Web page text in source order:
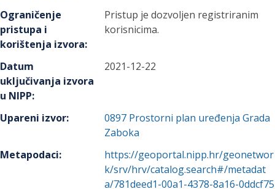
Ograničenje
pristupa i
korištenja izvora:
Pristup je dozvoljen registriranim
korisnicima.
Datum
uključivanja izvora
u NIPP:
2021-12-22
Upareni izvor: 0897 Prostorni plan uređenja Grada
Zaboka
Metapodaci:
https://geoportal.nipp.hr/geonetwor
k/srv/hrv/catalog.search#/metadat
a/781deed1-00a1-4378-8a16-0ddcf75